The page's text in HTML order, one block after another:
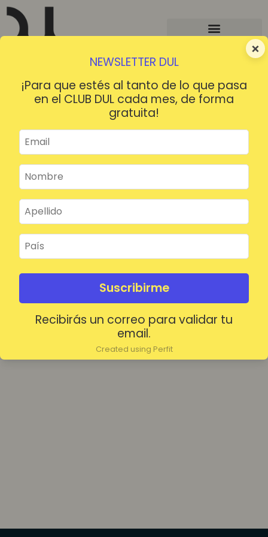
×
NEWSLETTER DUL
¡Para que estés al tanto de lo que pasa
en el CLUB DUL cada mes, de forma
gratuita!
Suscribirme
Recibirás un correo para validar tu
email.
Created using Perfit
¡HOLA!
Mantenerme conectado
Acceder